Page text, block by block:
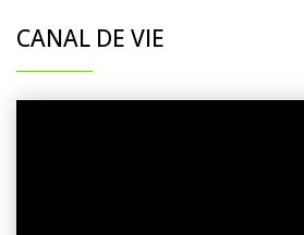
CANAL DE VIE